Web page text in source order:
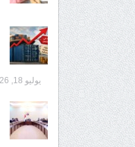
يوليو 18, 2026